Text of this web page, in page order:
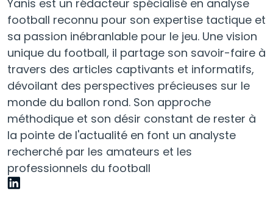
Yanis est un rédacteur spécialisé en analyse
football reconnu pour son expertise tactique et
sa passion inébranlable pour le jeu. Une vision
unique du football, il partage son savoir-faire à
travers des articles captivants et informatifs,
dévoilant des perspectives précieuses sur le
monde du ballon rond. Son approche
méthodique et son désir constant de rester à
la pointe de l'actualité en font un analyste
recherché par les amateurs et les
professionnels du football